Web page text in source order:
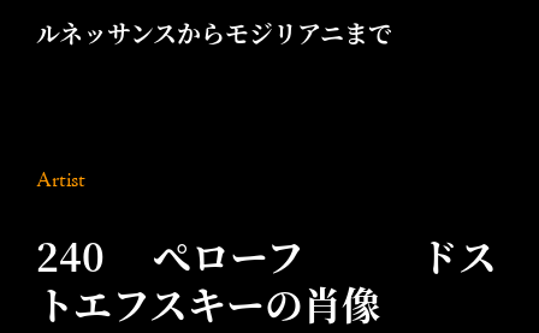
ルネッサンスからモジリアニまで
Artist
240 ぺローフ ドス
トエフスキーの肖像